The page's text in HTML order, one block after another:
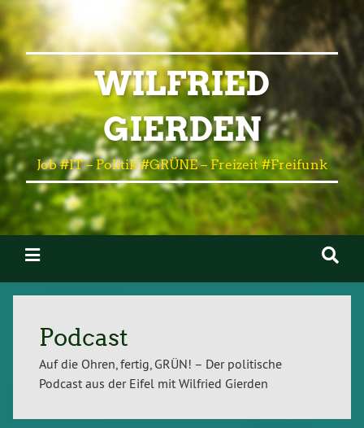
WILFRIED
GIERDEN
Job #IT – Politik #GRÜNE – Freizeit #Freifunk
Podcast
Auf die Ohren, fertig, GRÜN! – Der politische
Podcast aus der Eifel mit Wilfried Gierden